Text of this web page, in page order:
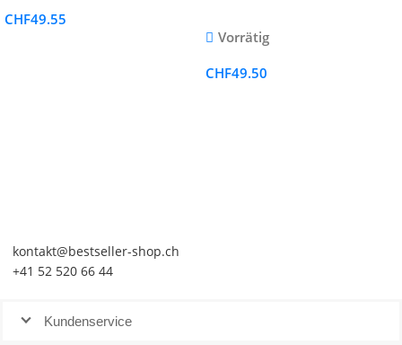
CHF49.55
Vorrätig
CHF49.50
kontakt@bestseller-shop.ch
+41 52 520 66 44
Kundenservice